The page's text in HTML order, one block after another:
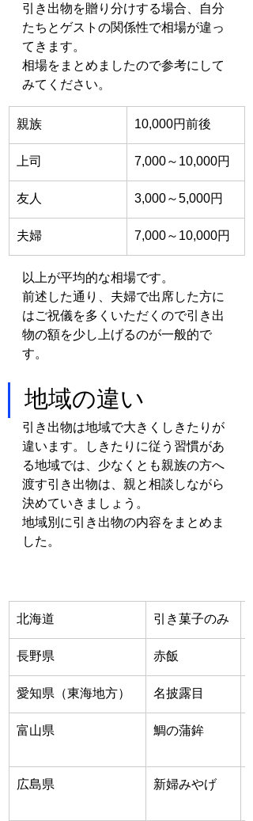
引き出物を贈り分けする場合、自分
たちとゲストの関係性で相場が違っ
てきます。
相場をまとめましたので参考にして
みてください。
親族 10,000円前後
上司 7,000～10,000円
友人 3,000～5,000円
夫婦 7,000～10,000円
以上が平均的な相場です。
前述した通り、夫婦で出席した方に
はご祝儀を多くいただくので引き出
物の額を少し上げるのが一般的で
す。
地域の違い
引き出物は地域で大きくしきたりが
違います。しきたりに従う習慣があ
る地域では、少なくとも親族の方へ
渡す引き出物は、親と相談しながら
決めていきましょう。
地域別に引き出物の内容をまとめま
した。
北海道 引き菓子のみ
長野県 赤飯
愛知県（東海地方） 名披露目
富山県 鯛の蒲鉾
広島県 新婦みやげ